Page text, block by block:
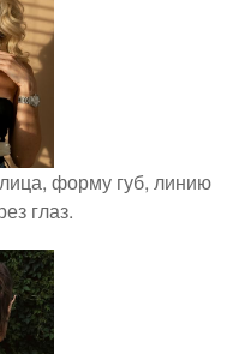
форму губ, линию
глаз.